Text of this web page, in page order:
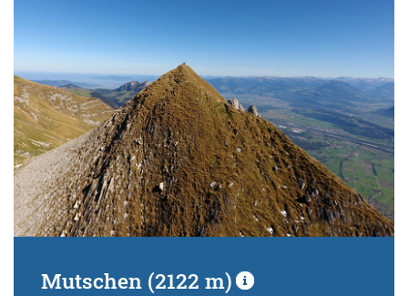
Mutschen (2122 m)